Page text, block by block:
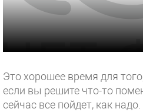
Это хорошее время для
если вы решите что-то
сейчас все пойдет, как